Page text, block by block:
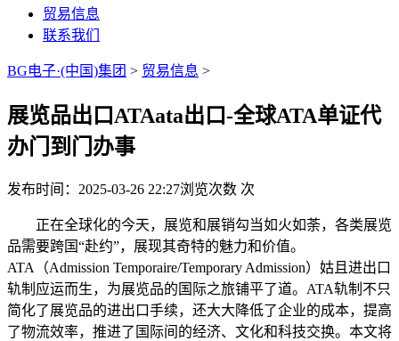
贸易信息
联系我们
BG电子·(中国)集团 > 贸易信息 >
展览品出口ATAata出口-全球ATA单证代
办门到门办事
发布时间：2025-03-26 22:27浏览次数 次
正在全球化的今天，展览和展销勾当如火如荼，各类展览
品需要跨国“赴约”，展现其奇特的魅力和价值。
ATA（Admission Temporaire/Temporary Admission）姑且进出口
轨制应运而生，为展览品的国际之旅铺平了道。ATA轨制不只
简化了展览品的进出口手续，还大大降低了企业的成本，提高
了物流效率，推进了国际间的经济、文化和科技交换。本文将